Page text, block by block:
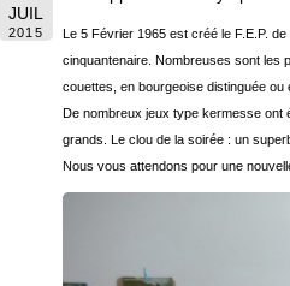
JUIL
2015
Le 5 Février 1965 est créé le F.E.P.
cinquantenaire. Nombreuses sont les
couettes, en bourgeoise distinguée ou
De nombreux jeux type kermesse ont
grands. Le clou de la soirée : un
Nous vous attendons pour une